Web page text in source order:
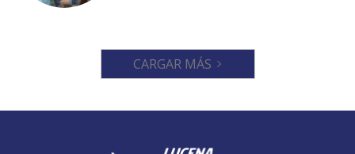
CARGAR MÁS